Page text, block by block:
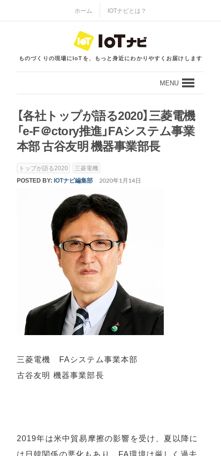
ホーム IOTナビとは？
ものづくりの現場にIoTを、もっと身近にわかりやすくお届けします
MENU
【各社トップが語る2020】三菱電機
「e-F＠ctory推進」FAシステム事業
本部 古谷友明 機器事業部長
トップが語る2020
三菱電機
POSTED BY: IOTナビ編集部 2020年1月14日
三菱電機 FAシステム事業本部
古谷友明 機器事業部長
2019年は米中貿易摩擦の影響を受け、夏以降に
は日韓関係の悪化もあり、FA環境は厳しく過去